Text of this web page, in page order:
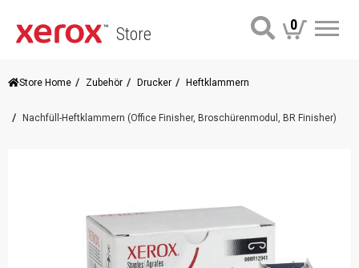
Store 0
Store Home Zubehör Drucker Heftklammern
Nachfüll-Heftklammern (Office Finisher, Broschürenmodul, BR Finisher)